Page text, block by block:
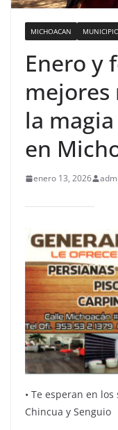
MICHOACAN
Enero y
mejores
la
en
enero 13, 2026
•⁠ ⁠Te esperan en
Chincua y Senguio